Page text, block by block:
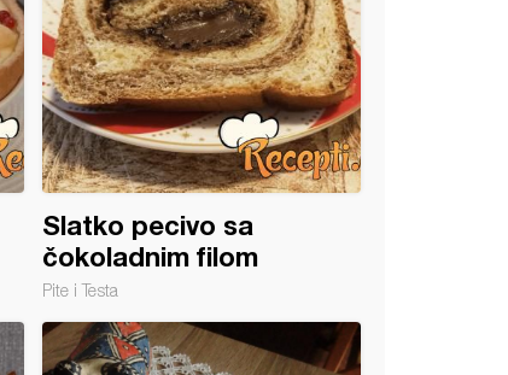
Slatko pecivo sa
čokoladnim filom
Pite i Testa